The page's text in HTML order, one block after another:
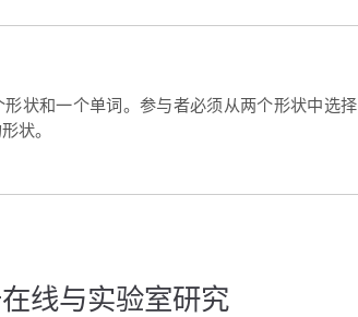
状和一个单词。参与者必须从两个形状中选择
状。
线与实验室研究